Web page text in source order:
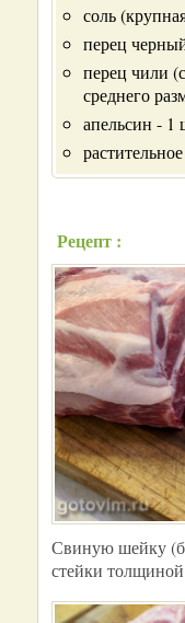
соль
перец
перец чили
среднего
апельсин -
Рецепт :
Свиную шейку
стейки